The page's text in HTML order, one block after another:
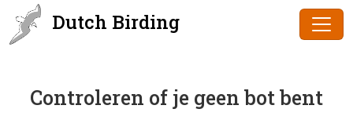
Dutch Birding
Controleren of je geen bot bent